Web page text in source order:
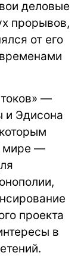
деловые
прорывов,
от его
—
и Эдисона
мире —
проекта
в